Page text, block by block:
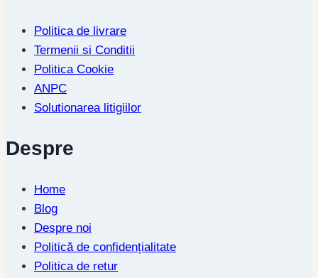
Politica de livrare
Termenii si Conditii
Politica Cookie
ANPC
Solutionarea litigiilor
Despre
Home
Blog
Despre noi
Politică de confidențialitate
Politica de retur